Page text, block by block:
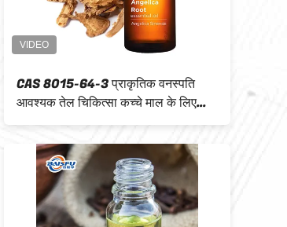
कैस 8000-78-0 प्राकृतिक वनस्पति तेल
99% लहसुन आवश्यक तेल स्वाद एजेंटों के
लिए